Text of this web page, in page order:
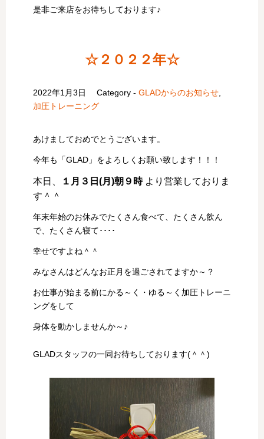
是非ご来店をお待ちしております♪
☆２０２２年☆
2022年1月3日 Category -GLADからのお知らせ
加圧トレーニング
あけましておめでとうございます。
今年も「GLAD」をよろしくお願い致します！！！
本日、 １月３日(月)朝９時より営業しておりま
す＾＾
年末年始のお休みでたくさん食べて、たくさん飲ん
で、たくさん寝て････
幸せですよね＾＾
みなさんはどんなお正月を過ごされてますか～？
お仕事が始まる前にかる～く・ゆる～く加圧トレーニ
ングをして
身体を動かしませんか～♪
GLADスタッフの一同お待ちしております(＾＾)